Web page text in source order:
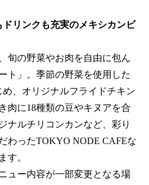
ドリンクも充実のメキシカンビ
旬の野菜やお肉を自由に包ん
ト」。季節の野菜を使用した
、オリジナルフライドチキン
肉に18種類の豆やキヌアを合
ナルチリコンカンなど、彩り
わったTOKYO NODE CAFEな
す。
ュー内容が一部変更となる場